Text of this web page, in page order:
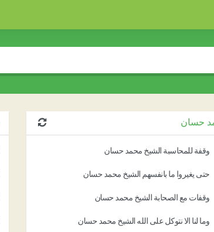
حسان
وقفة للمحاسبة الشيخ محمد حسان
حتى يغيروا ما بأنفسهم الشيخ محمد حسان
وقفات مع الصحابة الشيخ محمد حسان
وما لنا ألا نتوكل على الله الشيخ محمد حسان